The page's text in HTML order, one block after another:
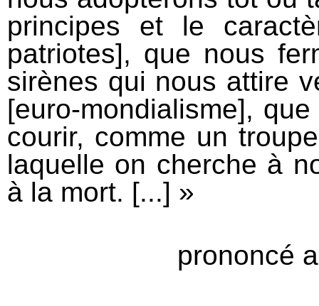
principes et le
patriotes], que nous
sirènes qui nous attire
[euro-mondialisme],
courir, comme un
laquelle on cherche à
à la mort. [...] »
prononcé